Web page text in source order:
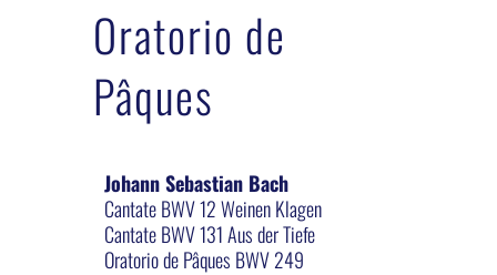
Oratorio de
Pâques
Johann Sebastian Bach
Cantate BWV 12 Weinen Klagen
Cantate BWV 131 Aus der Tiefe
Oratorio de Pâques BWV 249